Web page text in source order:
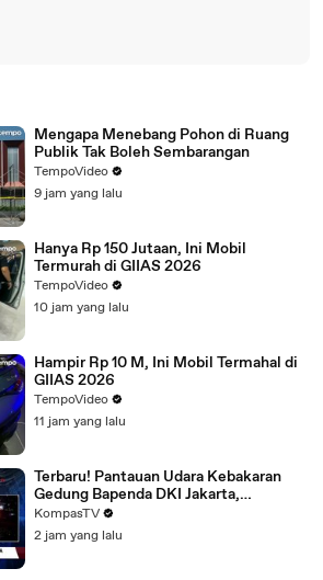
Mengapa Menebang Pohon di Ruang
Publik Tak Boleh Sembarangan
TempoVideo
9 jam yang lalu
Hanya Rp 150 Jutaan, Ini Mobil
Termurah di GIIAS 2026
TempoVideo
10 jam yang lalu
Hampir Rp 10 M, Ini Mobil Termahal di
GIIAS 2026
TempoVideo
11 jam yang lalu
Terbaru! Pantauan Udara Kebakaran
Gedung Bapenda DKI Jakarta,
Pemadaman Berlangsung Hampir 2
Jam
KompasTV
2 jam yang lalu